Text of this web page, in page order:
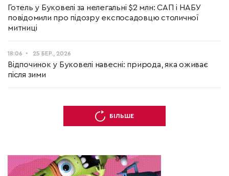
Готель у Буковелі за нелегальні $2 млн: САП і НАБУ
повідомили про підозру експосадовцю столичної
митниці
18:06 25 БЕР., 2026
Відпочинок у Буковелі навесні: природа, яка оживає
після зими
БІЛЬШЕ